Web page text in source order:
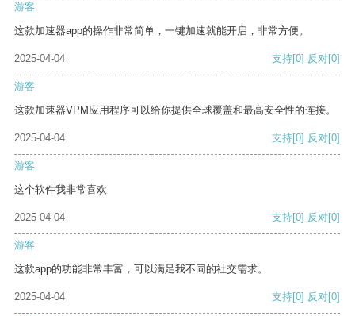
游客
这款加速器app的操作非常简单，一键加速就能开启，非常方便。
2025-04-04 支持[0] 反对[0]
游客
这款加速器VPM应用程序可以给你提供全球覆盖和最高安全性的连接。
2025-04-04 支持[0] 反对[0]
游客
这个软件我非常喜欢
2025-04-04 支持[0] 反对[0]
游客
这款app的功能非常丰富，可以满足我不同的社交需求。
2025-04-04 支持[0] 反对[0]